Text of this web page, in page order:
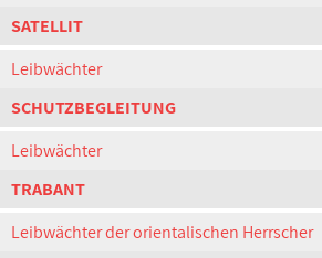
SATELLIT
Leibwächter
SCHUTZBEGLEITUNG
Leibwächter
TRABANT
Leibwächter der orientalischen Herrscher